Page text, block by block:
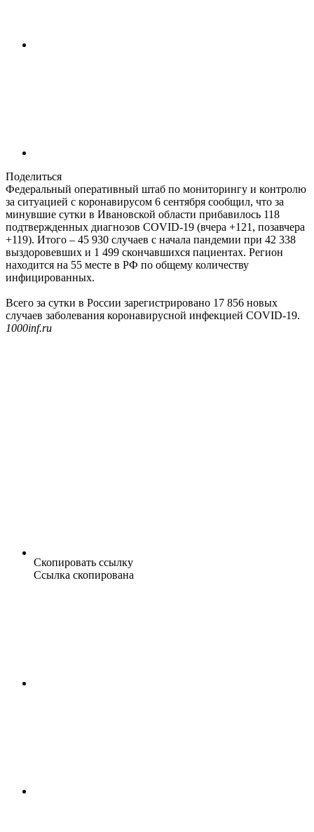
Поделиться
Федеральный оперативный штаб по мониторингу и контролю
за ситуацией с коронавирусом 6 сентября сообщил, что за
минувшие сутки в Ивановской области прибавилось 118
подтвержденных диагнозов COVID-19 (вчера +121, позавчера
+119). Итого – 45 930 случаев с начала пандемии при 42 338
выздоровевших и 1 499 скончавшихся пациентах. Регион
находится на 55 месте в РФ по общему количеству
инфицированных.
Всего за сутки в России зарегистрировано 17 856 новых
случаев заболевания коронавирусной инфекцией COVID-19.
1000inf.ru
Скопировать ссылку
Ссылка скопирована